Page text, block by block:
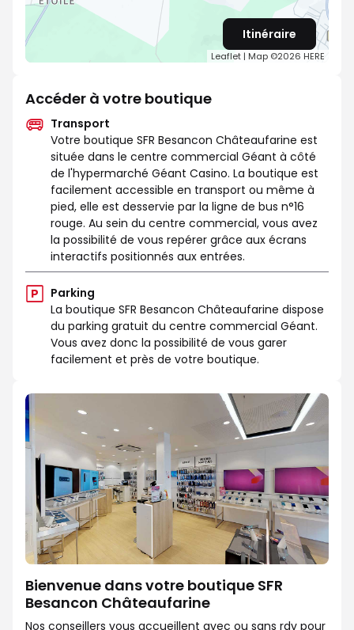
Leaflet | Map ©2026 HERE
Itinéraire
Accéder à votre boutique
Transport
Votre boutique SFR Besancon Châteaufarine est
située dans le centre commercial Géant à côté
de l'hypermarché Géant Casino. La boutique est
facilement accessible en transport ou même à
pied, elle est desservie par la ligne de bus n°16
rouge. Au sein du centre commercial, vous avez
la possibilité de vous repérer grâce aux écrans
interactifs positionnés aux entrées.
Parking
La boutique SFR Besancon Châteaufarine dispose
du parking gratuit du centre commercial Géant.
Vous avez donc la possibilité de vous garer
facilement et près de votre boutique.
Bienvenue dans votre boutique SFR
Besancon Châteaufarine
Nos conseillers vous accueillent avec ou sans rdv pour